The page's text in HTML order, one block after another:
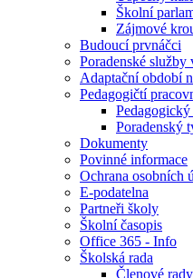
Školní
Zájmové
Budoucí prvnáčci
Poradenské služby
Adaptační období
Pedagogičtí
Pedagogický
Poradenský
Dokumenty
Povinné informace
Ochrana osobních
E-podatelna
Partneři školy
Školní časopis
Office 365 - Info
Školská rada
Členové rady